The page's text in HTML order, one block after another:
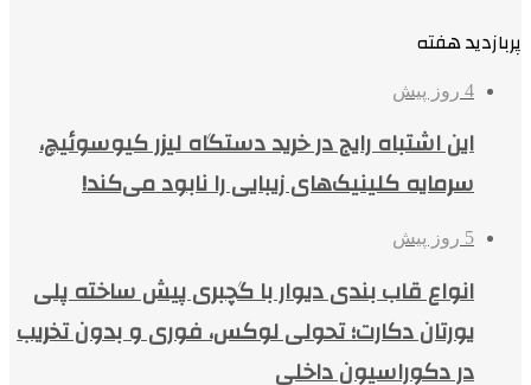
پربازدید هفته
4 روز پیش
این اشتباه رایج در خرید دستگاه لیزر کیوسوئیچ،
سرمایه کلینیک‌های زیبایی را نابود می‌کند!
5 روز پیش
انواع قاب بندی دیوار با گچبری پیش ساخته پلی
یورتان دکارت؛ تحولی لوکس، فوری و بدون تخریب
در دکوراسیون داخلی